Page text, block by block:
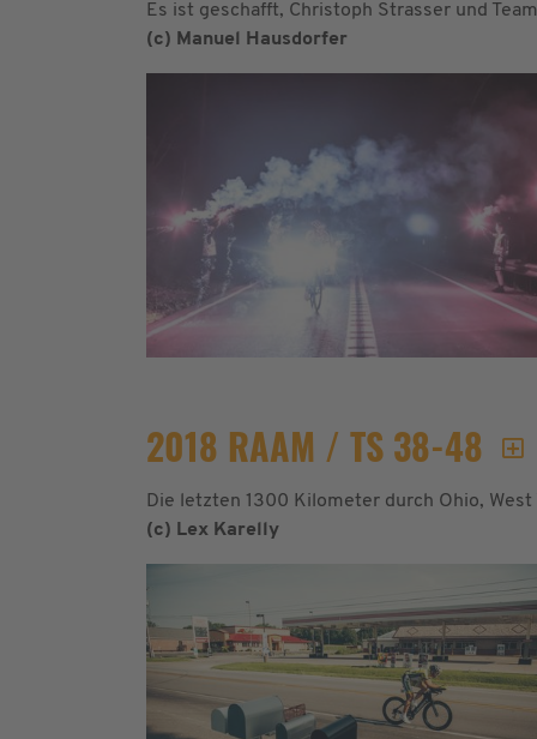
Es ist geschafft, Christoph Strasser und
(c) Manuel Hausdorfer
2018 RAAM / TS 38-48
Die letzten 1300 Kilometer durch Ohio,
(c) Lex Karelly